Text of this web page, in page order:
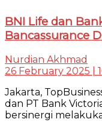
BNI Life dan
Bancassurance
Nurdian Akhmad
26 February 2025 |
Jakarta,
dan PT Bank
bersinergi